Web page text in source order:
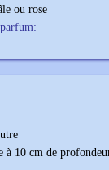
ou rose
parfum:
à 10 cm de